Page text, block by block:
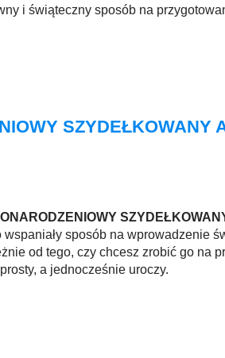
i świąteczny sposób na
SZYDEŁKOWANY
wspaniały sposób na wprowadzenie
od tego, czy chcesz zrobić go na
a jednocześnie uroczy.